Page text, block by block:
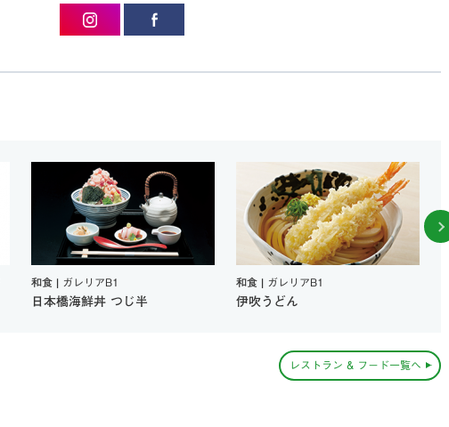
和食 | ガレリアB1
日本橋海鮮丼 つじ半
和食 | ガレリアB1
伊吹うどん
レストラン & フード一覧へ